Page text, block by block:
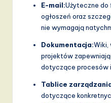
E-mail:Użyteczne do
ogłoszeń oraz
nie wymagają
Dokumentacja:Wiki,
projektów
dotyczące procesów i
Tablice
dotyczące